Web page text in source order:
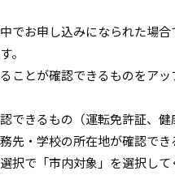
でお申し込みになられた場合
。
ことが確認できるものをアッ
できるもの（運転免許証、健
・学校の所在地が確認でき
で「市内対象」を選択して